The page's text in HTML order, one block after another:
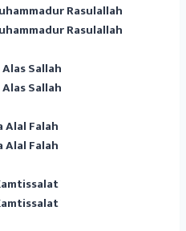
Rasulallah
Rasulallah
Sallah
Sallah
Alal Falah
Alal Falah